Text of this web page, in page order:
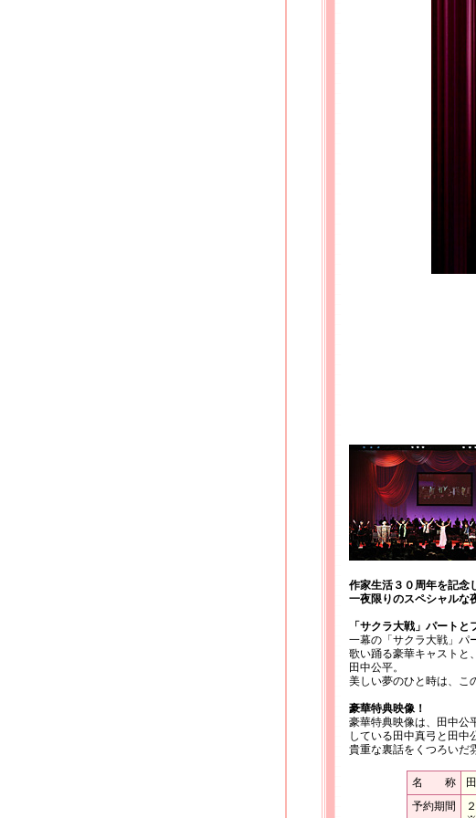
作家生活３０周年を記念
一夜限りのスペシャルな
「サクラ大戦」パートと
一幕の「サクラ大戦」パ
歌い踊る豪華キャストと
田中公平。
美しい夢のひと時は、こ
豪華特典映像！
豪華特典映像は、田中公
している田中真弓と田中
貴重な裏話をくつろいだ
名 称
予約期間